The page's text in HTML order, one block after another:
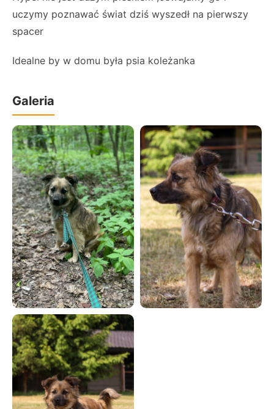
uczymy poznawać świat dziś wyszedł na pierwszy
spacer
Idealne by w domu była psia koleżanka
Galeria